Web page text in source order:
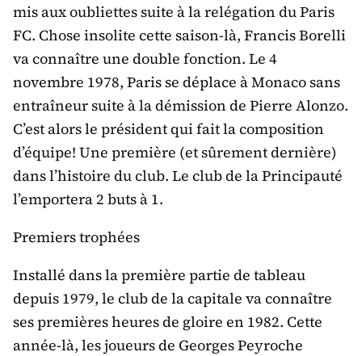
mis aux oubliettes suite à la relégation du Paris
FC. Chose insolite cette saison-là, Francis Borelli
va connaître une double fonction. Le 4
novembre 1978, Paris se déplace à Monaco sans
entraîneur suite à la démission de Pierre Alonzo.
C’est alors le président qui fait la composition
d’équipe! Une première (et sûrement dernière)
dans l’histoire du club. Le club de la Principauté
l’emportera 2 buts à 1.
Premiers trophées
Installé dans la première partie de tableau
depuis 1979, le club de la capitale va connaître
ses premières heures de gloire en 1982. Cette
année-là, les joueurs de Georges Peyroche